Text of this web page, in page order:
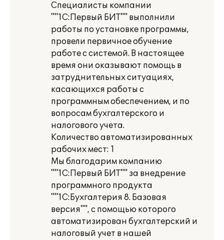
Специалисты компании
""1С:Первый БИТ"" выполнили
работы по установке программы,
провели первичное обучение
работе с системой. В настоящее
время они оказывают помощь в
затруднительных ситуациях,
касающихся работы с
программным обеспечением, и по
вопросам бухгалтерского и
налогового учета.
Количество автоматизированных
рабочих мест: 1
Мы благодарим компанию
""1С:Первый БИТ"" за внедрение
программного продукта
""1С:Бухгалтерия 8. Базовая
версия"", с помощью которого
автоматизирован бухгалтерский и
налоговый учет в нашей